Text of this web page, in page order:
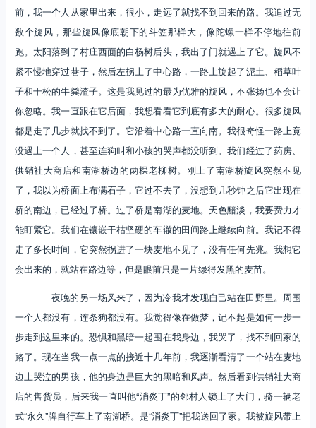
前，我一个人从家里出来，很小，走远了就找不到回来的路。我追过无
数个旋风，那些旋风像底朝下的斗笠那样大，像陀螺一样不停地往前
跑。太阳落到了村庄西面的白杨树后头，我出了门就遇上了它。旋风不
紧不慢地穿过巷子，然后左拐上了中心路，一路上旋起了泥土、稻草叶
子和干松的牛粪渣子。这是我见过的最为优雅的旋风，不张扬也不会让
你忽略。我一直跟在它后面，我想看看它到底有多大的耐心。很多旋风
都是走了几步就找不到了。它沿着中心路一直向南。我很奇怪一路上竟
没遇上一个人，甚至连狗叫和小孩的哭声都没听到。我们经过了药房、
供销社大商店和南湖桥边的两棵老柳树。刚上了南湖桥旋风突然不见
了，我以为桥面上布满石子，它过不去了，没想到几秒钟之后它出现在
桥的南边，已经过了桥。过了桥是南湖的麦地。天色黯淡，我要费力才
能盯紧它。我们在镶嵌干枯坚硬的车辙的田间路上继续向前。我记不得
走了多长时间，它突然拐进了一块麦地不见了，没有任何先兆。我想它
会出来的，就站在路边等，但是眼前只是一片绿得发黑的麦苗。
夜晚的另一场风来了，因为冷我才发现自己站在田野里。周围
一个人都没有，连条狗都没有。我觉得像在做梦，记不起是如何一步一
步走到这里来的。恐惧和黑暗一起围在我身边，我哭了，找不到回家的
路了。现在当我一点一点的接近十几年前，我逐渐看清了一个站在麦地
边上哭泣的男孩，他的身边是巨大的黑暗和风声。然后看到供销社大商
店的售货员，后来我一直叫他“消炎丁”的邻村人锁上了大门，骑一辆老
式“永久”牌自行车上了南湖桥。是“消炎丁”把我送回了家。我被旋风带上